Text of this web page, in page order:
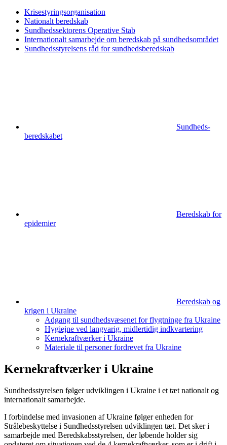
Krisestyrings­organisation
Nationalt beredskab
Sundhedssektorens Operative Stab
Internationalt samarbejde om beredskab på sundhedsområdet
Sundhedsstyrelsens råd for sundhedsberedskab
Sundheds­
beredskabet
Beredskab for
epidemier
Beredskab og
krigen i Ukraine
Adgang til sundheds­væsenet for flygtninge fra Ukraine
Hygiejne ved langvarig, midlertidig indkvartering
Kernekraftværker i Ukraine
Materiale til personer fordrevet fra Ukraine
Kernekraftværker i Ukraine
Sundhedsstyrelsen følger udviklingen i Ukraine i et tæt nationalt og
internationalt samarbejde.
I forbindelse med invasionen af Ukraine følger enheden for
Strålebeskyttelse i Sundhedsstyrelsen udviklingen tæt. Det sker i
samarbejde med Beredskabsstyrelsen, der løbende holder sig